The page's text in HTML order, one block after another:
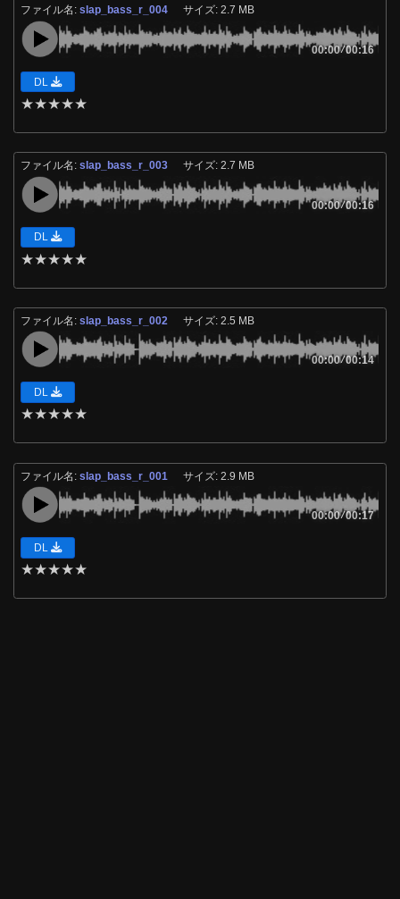
ファイル名:slap_bass_r_004 サイズ: 2.7 MB
00:00/00:16
DL
★★★★★
ファイル名:slap_bass_r_003 サイズ: 2.7 MB
00:00/00:16
DL
★★★★★
ファイル名:slap_bass_r_002 サイズ: 2.5 MB
00:00/00:14
DL
★★★★★
ファイル名:slap_bass_r_001 サイズ: 2.9 MB
00:00/00:17
DL
★★★★★